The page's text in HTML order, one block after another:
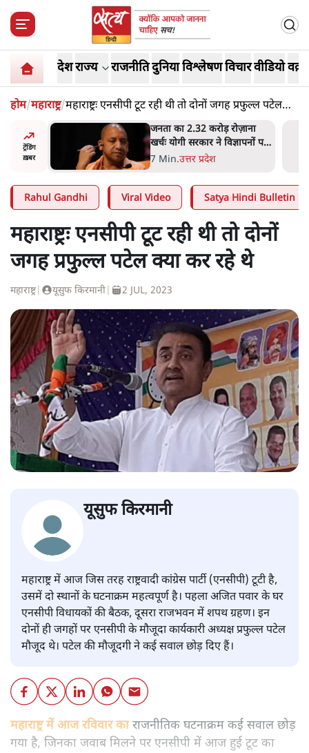
देशराज्य राजनीतिदुनियाविश्लेषणविचारवीडियो
होम/महाराष्ट्र/महाराष्ट्रः एनसीपी टूट रही थी तो दोनों जगह प्रफुल्ल पटेल
क्या कर रहे थे
ट्रेंडिंग
ख़बर
का
हैं'
जनता का 2.32 करोड़ रोज़ाना
खर्चः योगी सरकार ने विज्ञापनों पर
उड़ाने में मोदी 3.0 को भी पीछे
7 Min.उत्तर प्रदेश
Rahul Gandhi Viral Video Satya Hindi Bulletin
महाराष्ट्रः एनसीपी टूट रही थी तो दोनों
जगह प्रफुल्ल पटेल क्या कर रहे थे
महाराष्ट्र| यूसुफ किरमानी 2 JUL, 2023
यूसुफ किरमानी
महाराष्ट्र में आज जिस तरह राष्ट्रवादी कांग्रेस पार्टी (एनसीपी) टूटी है,
उसमें दो स्थानों के घटनाक्रम महत्वपूर्ण है। पहला अजित पवार के घर
एनसीपी विधायकों की बैठक, दूसरा राजभवन में शपथ ग्रहण। इन
दोनों ही जगहों पर एनसीपी के मौजूदा कार्यकारी अध्यक्ष प्रफुल्ल पटेल
मौजूद थे। पटेल की मौजूदगी ने कई सवाल छोड़ दिए हैं।
महाराष्ट्र में आज रविवार काराजनीतिक घटनाक्रम कई सवाल छोड़
गया है, जिनका जवाब मिलने पर एनसीपी में आज हुई टूट का